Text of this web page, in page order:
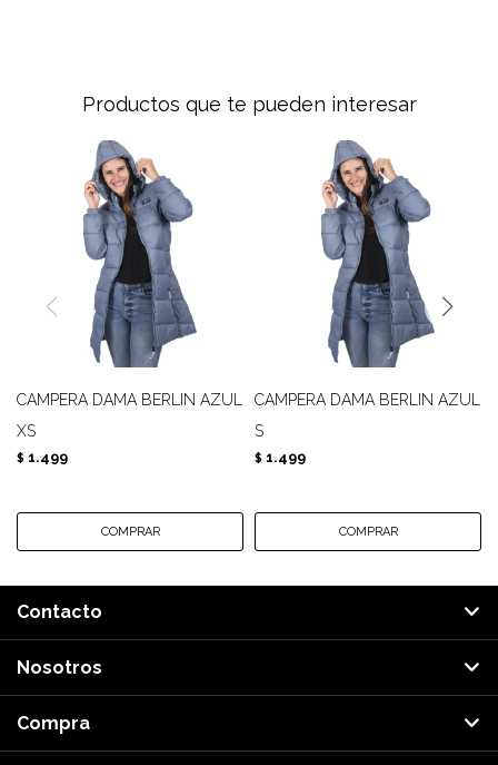
Productos que te pueden interesar
CAMPERA DAMA BERLIN AZUL
XS
$ 1.499
CAMPERA DAMA BERLIN AZUL
S
$ 1.499
Contacto
Nosotros
Compra